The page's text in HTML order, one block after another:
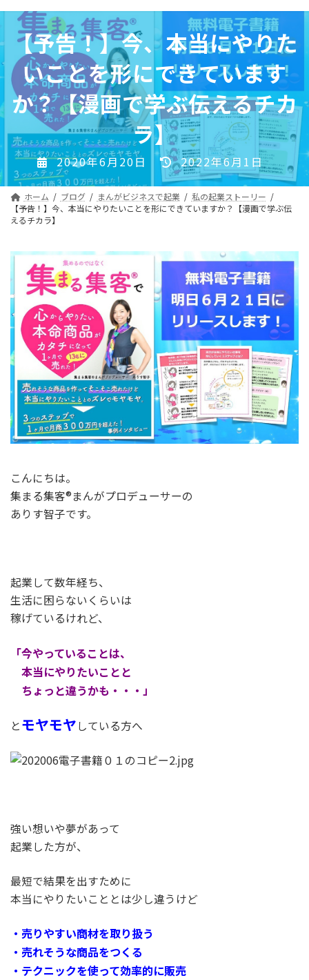
コ
テ
ツ
ス
キ
ッ
プ
ナ
ゲ
シ
ン
に
移
動
【予告！】今、本当にやりた
いことを形にできています
か？【漫画で学ぶ伝えるチカ
ラ】
2020年6月20日
最
終
更
新
2022年6月1日
ホーム ブログ まんがビジネスで起業
私の起業ストーリー
【予告！】今、本当にやりたいことを形にできていますか？【漫画で学ぶ伝
えるチカラ】
こんにちは。
集まる集客®まんがプロデューサーの
ありす智子です。
起業して数年経ち、
生活に困らないくらいは
稼げているけれど、
「今やっていることは、
本当にやりたいことと
ちょっと違うかも・・・」
とモヤモヤしている方へ
強い想いや夢があって
起業した方が、
最短で結果を出すために
本当にやりたいこととは少し違うけど
・売りやすい商材を取り扱う
・売れそうな商品をつくる
・テクニックを使って効率的に販売